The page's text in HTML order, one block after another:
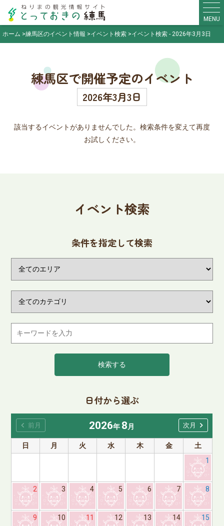
MENU
ホーム
練馬区のイベント情報 イベント検索 イベント検索 - 2026年3月3日
練馬区で開催予定のイベント
2026年3月3日
該当するイベントがありませんでした。検索条件を変えて再度
お試しください。
イベント検索
日付から選ぶ
2026年8月
日
月 火 水 木 金
土
1
2 3 4 5 6 7 8
9 10 11 12 13 14 15
chevron_left 前月 次月 chevron_right
条件を指定して検索
検索する